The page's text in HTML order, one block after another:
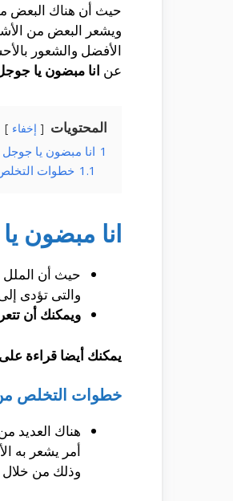
حيث أن هناك البعض
ويشعر البعض من
الأفضل والشعور
عن انا مبضون يا
المحتويات إخفاء
1 انا مبضون يا جوجل
1.1 خطوات
انا مبضون
حيث أن الملل
والتى تؤدى
ويمكنك أن
يمكنك أيضا قراءة
خطوات التخلص
هناك العديد
أمر يشعر به
وذلك من خلال